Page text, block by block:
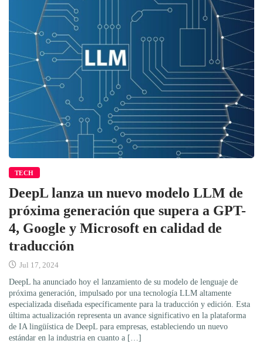
TECH
DeepL lanza un nuevo modelo LLM de
próxima generación que supera a GPT-
4, Google y Microsoft en calidad de
traducción
Jul 17, 2024
DeepL ha anunciado hoy el lanzamiento de su modelo de lenguaje de
próxima generación, impulsado por una tecnología LLM altamente
especializada diseñada específicamente para la traducción y edición. Esta
última actualización representa un avance significativo en la plataforma
de IA lingüística de DeepL para empresas, estableciendo un nuevo
estándar en la industria en cuanto a […]